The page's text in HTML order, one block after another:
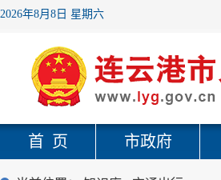
2026年8月8日 星期六
首 页 市政府